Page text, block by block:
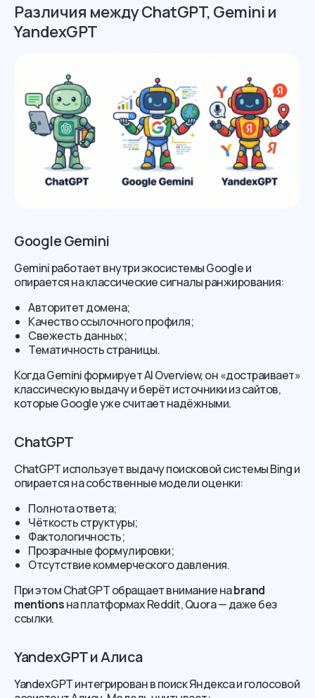
Различия между ChatGPT, Gemini и
YandexGPT
Google Gemini
Gemini работает внутри экосистемы Google и
опирается на классические сигналы ранжирования:
Авторитет домена;
Качество ссылочного профиля;
Свежесть данных;
Тематичность страницы.
Когда Gemini формирует AI Overview, он «достраивает»
классическую выдачу и берёт источники из сайтов,
которые Google уже считает надёжными.
ChatGPT
ChatGPT использует выдачу поисковой системы Bing и
опирается на собственные модели оценки:
Полнота ответа;
Чёткость структуры;
Фактологичность;
Прозрачные формулировки;
Отсутствие коммерческого давления.
При этом ChatGPT обращает внимание наbrand
mentionsна платформах Reddit, Quora — даже без
ссылки.
YandexGPT и Алиса
YandexGPT интегрирован в поиск Яндекса и голосовой